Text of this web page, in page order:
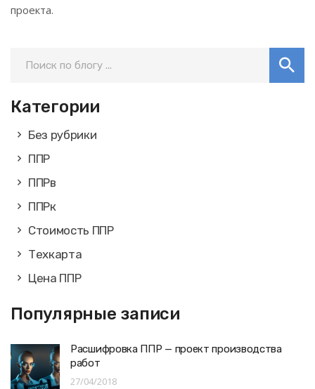
проекта.
Категории
Без рубрики
ППР
ППРв
ППРк
Стоимость ППР
Техкарта
Цена ППР
Популярные записи
Расшифровка ППР — проект производства
работ
27/04/2018